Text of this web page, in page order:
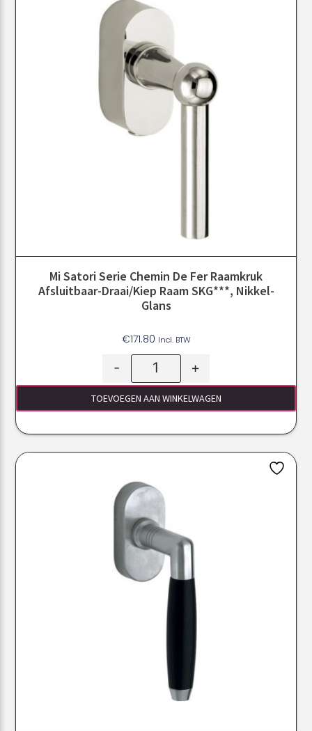
Mi Satori Serie Chemin De Fer Raamkruk
Afsluitbaar-Draai/kiep Raam SKG***, Nikkel-
Glans
€171.80 Incl. BTW
- +
TOEVOEGEN AAN WINKELWAGEN